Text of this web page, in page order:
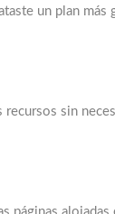
un plan más
sin